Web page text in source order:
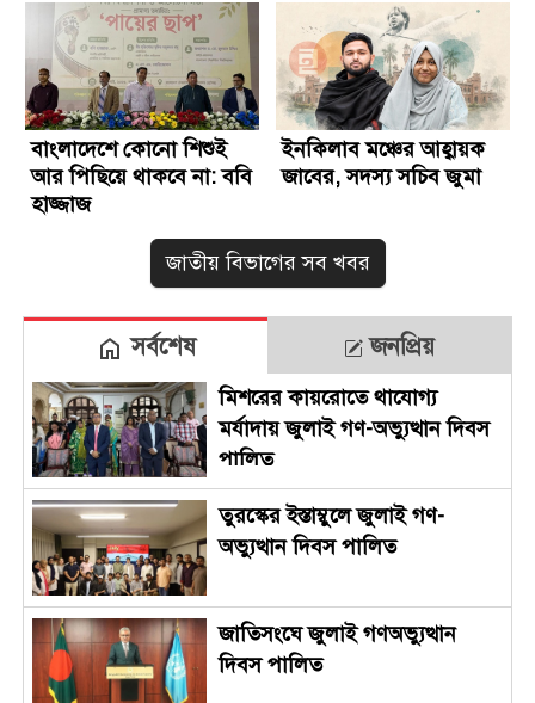
বাংলাদেশে কোনো শিশুই
আর পিছিয়ে থাকবে না: ববি
হাজ্জাজ
ইনকিলাব মঞ্চের আহ্বায়ক
জাবের, সদস্য সচিব জুমা
জাতীয় বিভাগের সব খবর
সর্বশেষ জনপ্রিয়
মিশরের কায়রোতে থাযোগ্য
মর্যাদায় জুলাই গণ-অভ্যুত্থান দিবস
পালিত
তুরস্কের ইস্তাম্বুলে জুলাই গণ-
অভ্যুত্থান দিবস পালিত
জাতিসংঘে জুলাই গণঅভ্যুত্থান
দিবস পালিত